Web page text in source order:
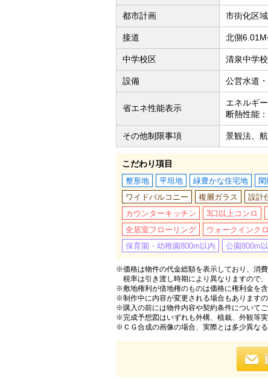
都市計画 市街化区域
接道 北側
中学校区 清泉中学
設備 公営水道
省エネ性能表示
エネルギ
断熱性能
その他制限事項 景観法、
こだわり項目
整形地 平坦地 緑豊かな住宅地
ワイドバルコニー
複層ガラス 設計
カウンターキッチン
3口以上コンロ
全居室フローリング
ウォークインク
保育園・幼稚園800m以内
公園800m
※価格は物件の代金総額を表示しており、消
税率は引き渡し時期により異なりますので
※敷地権利が借地権のものは価格に権利金を含
※制作中に内容が変更される場合もあります
※購入の前には物件内容や契約条件について
※完成予想図はいずれも外構、植栽、外観等
※ＣＧ合成の画像の場合、実際とは多少異なる